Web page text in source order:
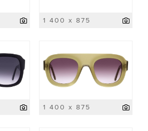
1 400 x 875
1 400 x 875